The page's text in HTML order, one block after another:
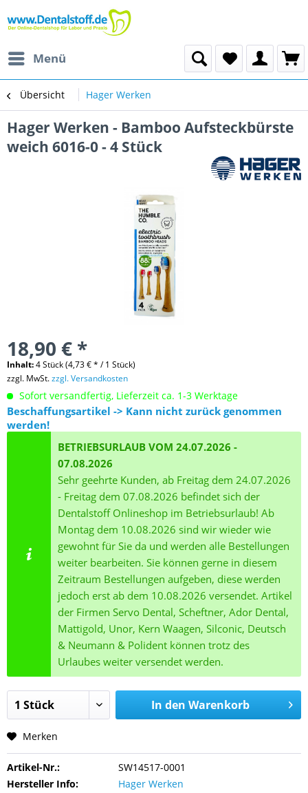
Menü
Übersicht Hager Werken
Hager Werken - Bamboo Aufsteckbürste
weich 6016-0 - 4 Stück
18,90 € *
Inhalt:4 Stück (4,73 € * / 1 Stück)
zzgl. MwSt.zzgl. Versandkosten
Sofort versandfertig, Lieferzeit ca. 1-3 Werktage
Beschaffungsartikel -> Kann nicht zurück genommen
werden!
BETRIEBSURLAUB VOM 24.07.2026 -
07.08.2026
Sehr geehrte Kunden, ab Freitag dem 24.07.2026
- Freitag dem 07.08.2026 befindet sich der
Dentalstoff Onlineshop im Betriebsurlaub! Ab
Montag dem 10.08.2026 sind wir wieder wie
gewohnt für Sie da und werden alle Bestellungen
weiter bearbeiten. Sie können gerne in diesem
Zeitraum Bestellungen aufgeben, diese werden
jedoch erst ab dem 10.08.2026 versendet. Artikel
der Firmen Servo Dental, Scheftner, Ador Dental,
Mattigold, Unor, Kern Waagen, Silconic, Deutsch
& Neumann & Polident können trotz des
Urlaubes weiter versendet werden.
In den Warenkorb
Merken
Artikel-Nr.:
SW14517-0001
Hersteller Info:
Hager Werken